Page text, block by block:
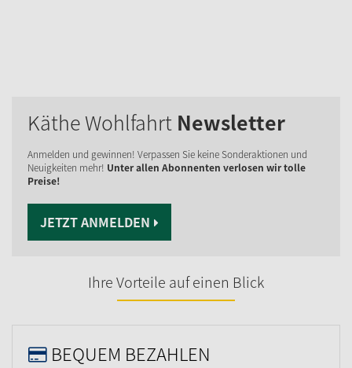
Käthe Wohlfahrt Newsletter
Anmelden und gewinnen! Verpassen Sie keine Sonderaktionen und
Neuigkeiten mehr! Unter allen Abonnenten verlosen wir tolle
Preise!
JETZT ANMELDEN
Ihre Vorteile auf einen Blick
BEQUEM BEZAHLEN